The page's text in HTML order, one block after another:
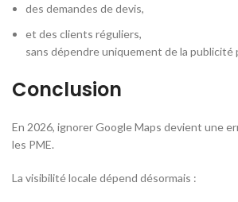
des demandes de devis,
et des clients réguliers,
sans dépendre uniquement de la publicité
Conclusion
En 2026, ignorer Google Maps devient une
les PME.
La visibilité locale dépend désormais :